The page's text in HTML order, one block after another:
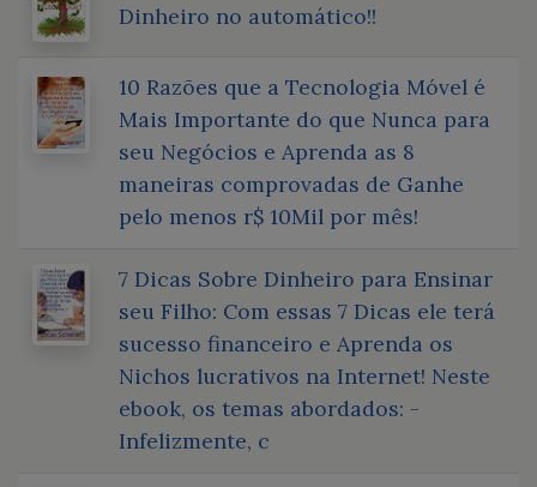
Dinheiro no automático!!
10 Razões que a Tecnologia Móvel é
Mais Importante do que Nunca para
seu Negócios e Aprenda as 8
maneiras comprovadas de Ganhe
pelo menos r$ 10Mil por mês!
7 Dicas Sobre Dinheiro para Ensinar
seu Filho: Com essas 7 Dicas ele terá
sucesso financeiro e Aprenda os
Nichos lucrativos na Internet! Neste
ebook, os temas abordados: -
Infelizmente, c